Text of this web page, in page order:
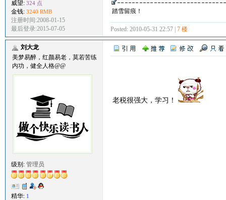
威望: 324 点
金钱: 3240 RMB
注册时间:2008-01-15
最后登录:2015-07-05
踏雪留痕！
Posted: 2010-05-31 22:57 | 7 楼
刘大龙
美梦易醉，红颜易老，莫若苦练
内功，健全人格@@
级别: 管理员
精华: 1
老税很强大，学习！